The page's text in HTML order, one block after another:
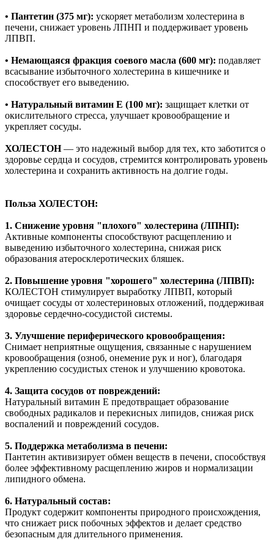
• Пантетин (375 мг): ускоряет метаболизм холестерина в
печени, снижает уровень ЛПНП и поддерживает уровень
ЛПВП.
• Немающаяся фракция соевого масла (600 мг): подавляет
всасывание избыточного холестерина в кишечнике и
способствует его выведению.
• Натуральный витамин Е (100 мг): защищает клетки от
окислительного стресса, улучшает кровообращение и
укрепляет сосуды.
ХОЛЕСТОН— это надежный выбор для тех, кто заботится о
здоровье сердца и сосудов, стремится контролировать уровень
холестерина и сохранить активность на долгие годы.
Польза ХОЛЕСТОН:
1. Снижение уровня "плохого" холестерина (ЛПНП):
Активные компоненты способствуют расщеплению и
выведению избыточного холестерина, снижая риск
образования атеросклеротических бляшек.
2. Повышение уровня "хорошего" холестерина (ЛПВП):
КОЛЕСТОН стимулирует выработку ЛПВП, который
очищает сосуды от холестериновых отложений, поддерживая
здоровье сердечно-сосудистой системы.
3. Улучшение периферического кровообращения:
Снимает неприятные ощущения, связанные с нарушением
кровообращения (озноб, онемение рук и ног), благодаря
укреплению сосудистых стенок и улучшению кровотока.
4. Защита сосудов от повреждений:
Натуральный витамин Е предотвращает образование
свободных радикалов и перекисных липидов, снижая риск
воспалений и повреждений сосудов.
5. Поддержка метаболизма в печени:
Пантетин активизирует обмен веществ в печени, способствуя
более эффективному расщеплению жиров и нормализации
липидного обмена.
6. Натуральный состав:
Продукт содержит компоненты природного происхождения,
что снижает риск побочных эффектов и делает средство
безопасным для длительного применения.